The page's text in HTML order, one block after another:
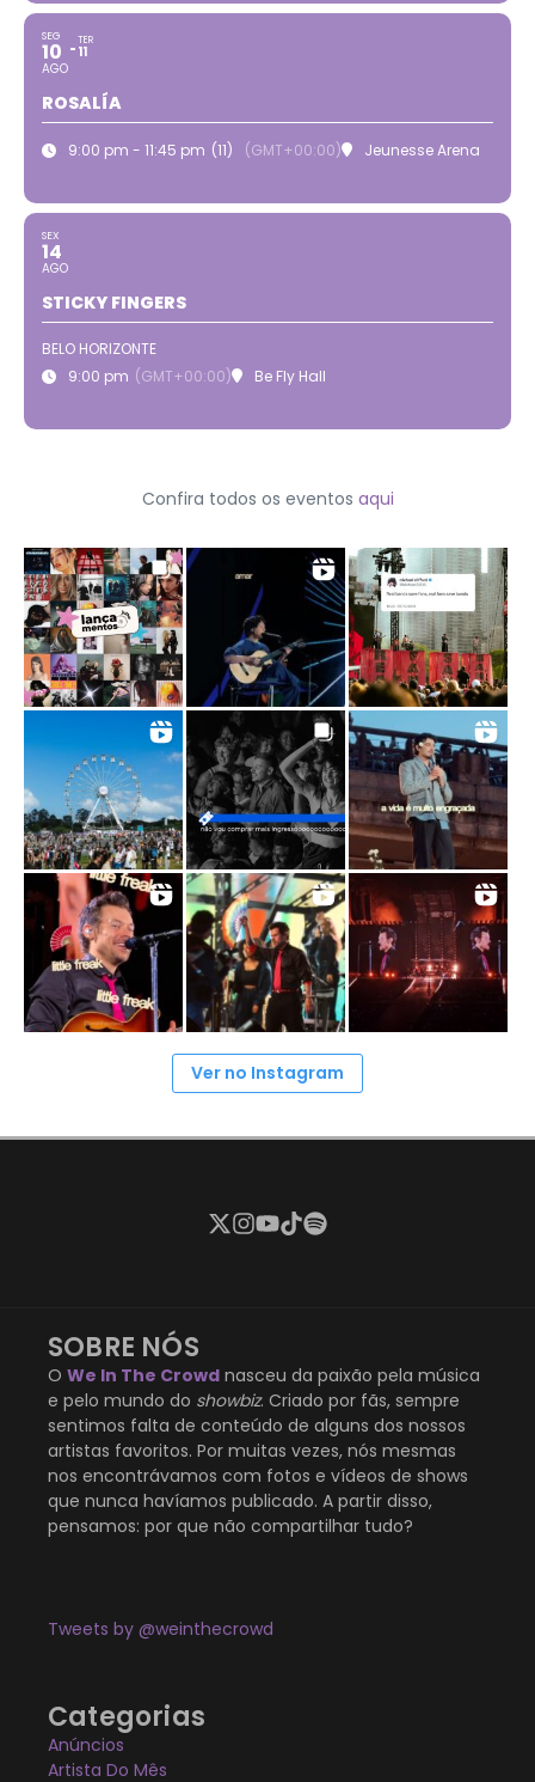
SEG
10
AGO
TER
11
ROSALÍA
9:00 pm - 11:45 pm (11) (GMT+00:00) Jeunesse Arena
SEX
14
AGO
STICKY FINGERS
BELO HORIZONTE
9:00 pm (GMT+00:00) Be Fly Hall
Confira todos os eventos aqui
Ver no Instagram
SOBRE NÓS
O We In The Crowd nasceu da paixão pela música
e pelo mundo do showbiz. Criado por fãs, sempre
sentimos falta de conteúdo de alguns dos nossos
artistas favoritos. Por muitas vezes, nós mesmas
nos encontrávamos com fotos e vídeos de shows
que nunca havíamos publicado. A partir disso,
pensamos: por que não compartilhar tudo?
Tweets by @weinthecrowd
Categorias
Anúncios
Artista Do Mês